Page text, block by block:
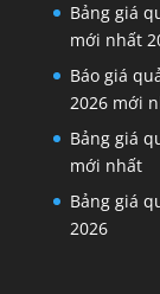
Bảng giá
mới nhất
Báo giá
2026 mới
Bảng giá
mới nhất
Bảng giá
2026